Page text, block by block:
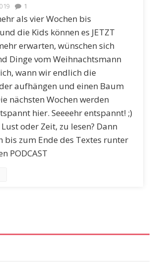
1
als vier Wochen bis
die Kids können es JETZT
erwarten, wünschen sich
Dinge vom Weihnachtsmann
wann wir endlich die
aufhängen und einen Baum
nächsten Wochen werden
hier. Seeeehr entspannt! ;)
oder Zeit, zu lesen? Dann
bis zum Ende des Textes runter
PODCAST